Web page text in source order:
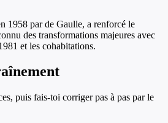
1958 par de Gaulle, a renforcé le
des transformations majeures avec
et les cohabitations.
puis fais-toi corriger pas à pas par le